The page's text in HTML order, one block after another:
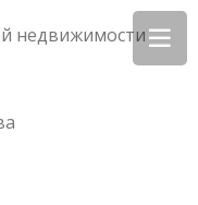
недвижимости